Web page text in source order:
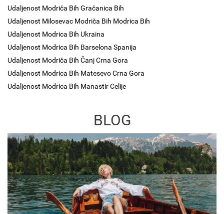
Udaljenost Modriča Bih Gračanica Bih
Udaljenost Milosevac Modriča Bih Modrica Bih
Udaljenost Modrica Bih Ukraina
Udaljenost Modrica Bih Barselona Spanija
Udaljenost Modriča Bih Čanj Crna Gora
Udaljenost Modrica Bih Matesevo Crna Gora
Udaljenost Modrica Bih Manastir Celije
BLOG